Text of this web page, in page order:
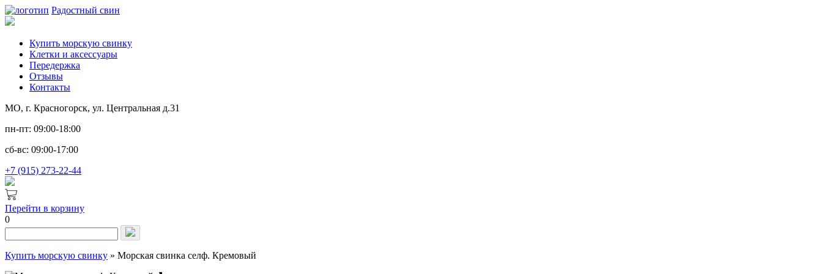
Радостный свин
Купить морскую свинку
Клетки и аксессуары
Передержка
Отзывы
Контакты
МО, г. Красногорск, ул. Центральная д.31
пн-пт: 09:00-18:00
сб-вс: 09:00-17:00
+7 (915) 273-22-44
Перейти в корзину
0
Запрос
для
поиска:
Купить морскую свинку » Морская свинка селф. Кремовый